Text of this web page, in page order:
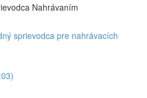
Nahrávaním
sprievodca pre nahrávacích